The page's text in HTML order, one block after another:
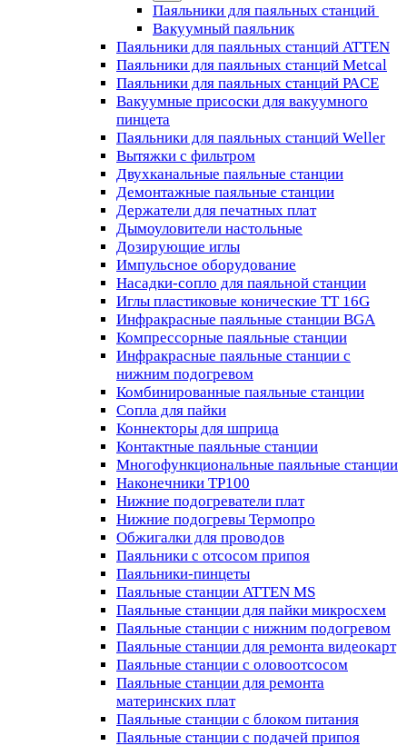
Паяльники для паяльных станций
Вакуумный паяльник
Паяльники для паяльных станций ATTEN
Паяльники для паяльных станций Metcal
Паяльники для паяльных станций PACE
Вакуумные присоски для вакуумного
пинцета
Паяльники для паяльных станций Weller
Вытяжки с фильтром
Двухканальные паяльные станции
Демонтажные паяльные станции
Держатели для печатных плат
Дымоуловители настольные
Дозирующие иглы
Импульсное оборудование
Насадки-сопло для паяльной станции
Иглы пластиковые конические TT 16G
Инфракрасные паяльные станции BGA
Компрессорные паяльные станции
Инфракрасные паяльные станции с
нижним подогревом
Комбинированные паяльные станции
Сопла для пайки
Коннекторы для шприца
Контактные паяльные станции
Многофункциональные паяльные станции
Наконечники TP100
Нижние подогреватели плат
Нижние подогревы Термопро
Обжигалки для проводов
Паяльники с отсосом припоя
Паяльники-пинцеты
Паяльные станции ATTEN MS
Паяльные станции для пайки микросхем
Паяльные станции с нижним подогревом
Паяльные станции для ремонта видеокарт
Паяльные станции с оловоотсосом
Паяльные станции для ремонта
материнских плат
Паяльные станции с блоком питания
Паяльные станции с подачей припоя